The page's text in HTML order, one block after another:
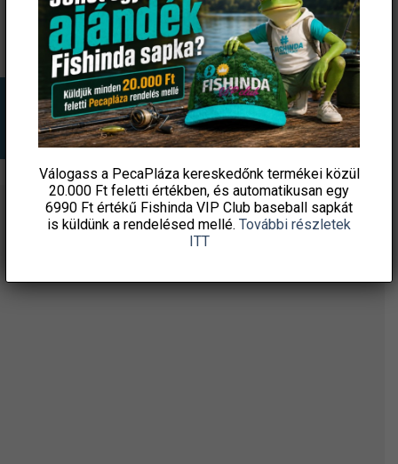
KOSÁRBA TESZEM KOSÁRBA TESZEM
ÉRTESÜLJ ELSŐKÉNT! IRATKOZZ FEL A
HÍRLEVELÜNKRE!
Válogass a PecaPláza kereskedőnk termékei közül
20.000 Ft feletti értékben, és automatikusan egy
6990 Ft értékű Fishinda VIP Club baseball sapkát
is küldünk a rendelésed mellé. További részletek
ITT